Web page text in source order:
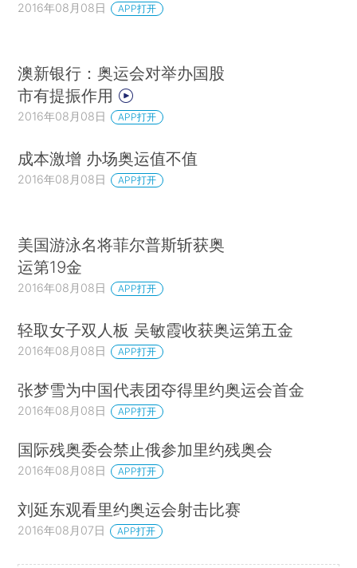
2016年08月08日 APP打开
澳新银行：奥运会对举办国股
市有提振作用
2016年08月08日 APP打开
成本激增 办场奥运值不值
2016年08月08日 APP打开
美国游泳名将菲尔普斯斩获奥
运第19金
2016年08月08日 APP打开
轻取女子双人板 吴敏霞收获奥运第五金
2016年08月08日 APP打开
张梦雪为中国代表团夺得里约奥运会首金
2016年08月08日 APP打开
国际残奥委会禁止俄参加里约残奥会
2016年08月08日 APP打开
刘延东观看里约奥运会射击比赛
2016年08月07日 APP打开